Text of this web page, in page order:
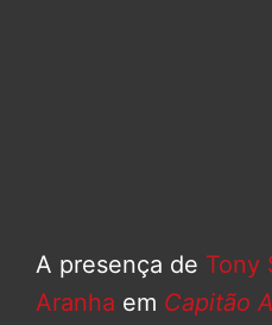
A presença de Tony
Aranha em Capitão